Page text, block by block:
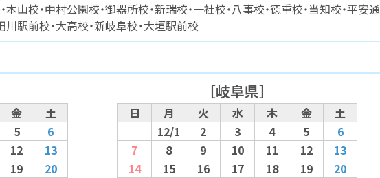
本山校・中村公園校・御器所校・新瑞校・一社校・八事校・徳重校・当知校・平安通
川駅前校・大高校・新岐阜校・大垣駅前校
金
土
5
6
12
13
19
20
［岐阜県］
日 月 火 水 木 金
土
12/1
2 3 4 5
6
7
8 9 10 11 12
13
14
15 16 17 18 19
20